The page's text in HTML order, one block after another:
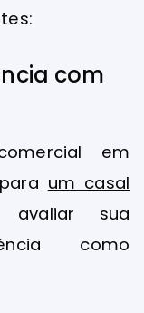
com
em
um casal
sua
como